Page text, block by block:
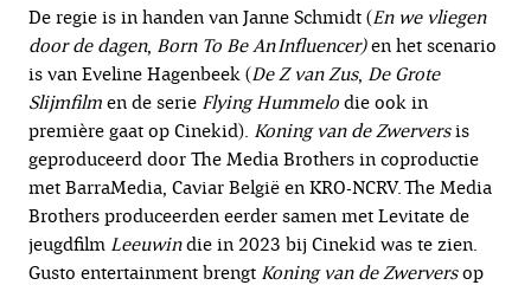
De regie is in handen van Janne Schmidt (En we vliegen
door de dagen, BornTo Be An Influencer)en het scenario
is van Eveline Hagenbeek (De Z van Zus, De Grote
Slijmfilmen de serie Flying Hummelodie ook in
première gaat op Cinekid). Koning van de Zwerversis
geproduceerd door The Media Brothers in coproductie
met BarraMedia, Caviar België en KRO-NCRV. The Media
Brothers produceerden eerder samen met Levitate de
jeugdfilm Leeuwindie in 2023 bij Cinekid was te zien.
Gusto entertainment brengt Koning vande Zwerversop